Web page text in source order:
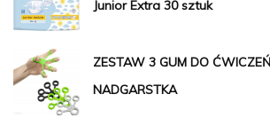
Junior Extra 30 sztuk
ZESTAW 3 GUM DO
NADGARSTKA